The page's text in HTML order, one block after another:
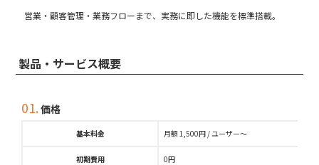
営業・顧客管理・業務フローまで、実務に即した機能を標準搭載。
製品・サービス概要
01.価格
基本料金 月額 1,500円 / ユーザー～
初期費用 0円